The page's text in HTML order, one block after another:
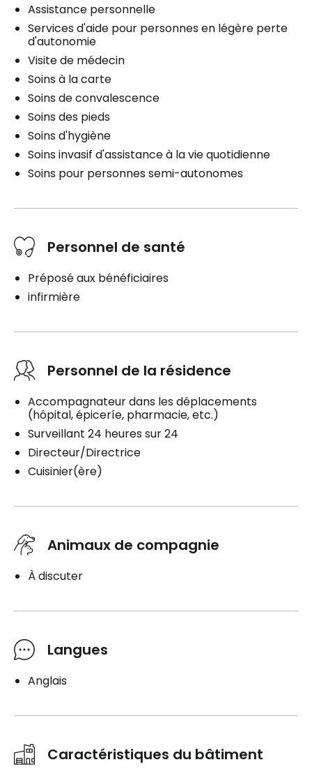
Assistance personnelle
Services d'aide pour personnes en légère perte
d'autonomie
Visite de médecin
Soins à la carte
Soins de convalescence
Soins des pieds
Soins d'hygiène
Soins invasif d'assistance à la vie quotidienne
Soins pour personnes semi-autonomes
Personnel de santé
Préposé aux bénéficiaires
infirmière
Personnel de la résidence
Accompagnateur dans les déplacements
(hôpital, épiceríe, pharmacie, etc.)
Surveillant 24 heures sur 24
Directeur/Directrice
Cuisinier(ère)
Animaux de compagnie
À discuter
Langues
Anglais
Caractéristiques du bâtiment